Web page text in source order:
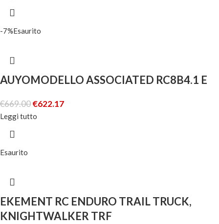
-7%Esaurito
AUYOMODELLO ASSOCIATED RC8B4.1 E
€669.00€622.17
Leggi tutto
Esaurito
EKEMENT RC ENDURO TRAIL TRUCK,
KNIGHTWALKER TRF